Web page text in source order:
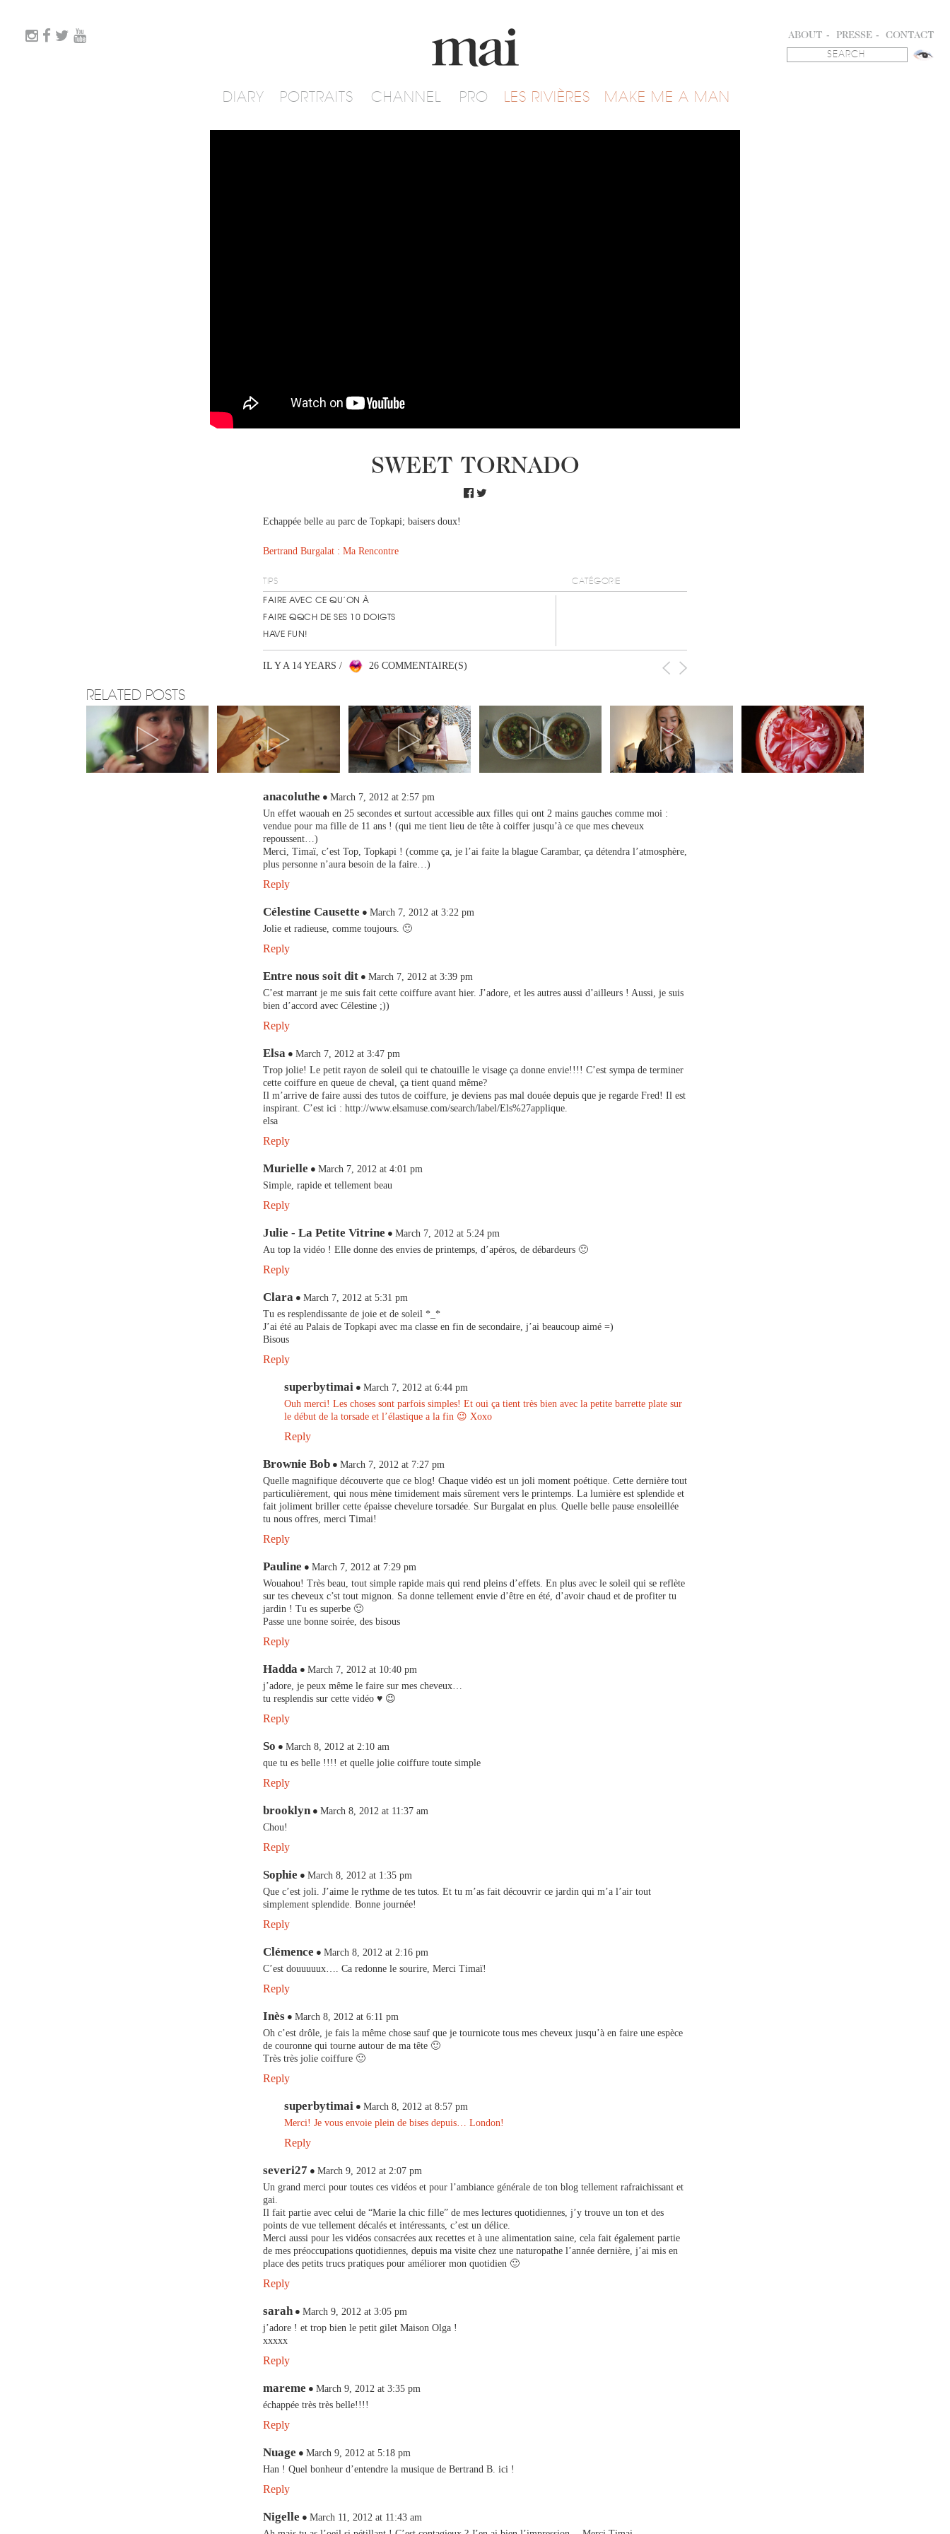
DIARY PORTRAITS CHANNEL PRO LES RIVIÈRES MAKE ME A MAN
ABOUT PRESSE CONTACT
SWEET TORNADO
Echappée belle au parc de Topkapi; baisers doux!
Bertrand Burgalat : Ma Rencontre
TIPS CATÉGORIE
FAIRE AVEC CE QU’ON À
FAIRE QQCH DE SES 10 DOIGTS
HAVE FUN!
IL Y A 14 YEARS / 26 COMMENTAIRE(S)
RELATED POSTS
anacoluthe
March 7, 2012 at 2:57 pm
Un effet waouah en 25 secondes et surtout accessible aux filles qui ont 2 mains gauches comme moi :
vendue pour ma fille de 11 ans ! (qui me tient lieu de tête à coiffer jusqu’à ce que mes cheveux
repoussent…)
Merci, Timaï, c’est Top, Topkapi ! (comme ça, je l’ai faite la blague Carambar, ça détendra l’atmosphère,
plus personne n’aura besoin de la faire…)
Reply
Célestine Causette
March 7, 2012 at 3:22 pm
Jolie et radieuse, comme toujours. 🙂
Reply
Entre nous soit dit
March 7, 2012 at 3:39 pm
C’est marrant je me suis fait cette coiffure avant hier. J’adore, et les autres aussi d’ailleurs ! Aussi, je suis
bien d’accord avec Célestine ;))
Reply
Elsa
March 7, 2012 at 3:47 pm
Trop jolie! Le petit rayon de soleil qui te chatouille le visage ça donne envie!!!! C’est sympa de terminer
cette coiffure en queue de cheval, ça tient quand même?
Il m’arrive de faire aussi des tutos de coiffure, je deviens pas mal douée depuis que je regarde Fred! Il est
inspirant. C’est ici : http://www.elsamuse.com/search/label/Els%27applique.
elsa
Reply
Murielle
March 7, 2012 at 4:01 pm
Simple, rapide et tellement beau
Reply
Julie - La Petite Vitrine
March 7, 2012 at 5:24 pm
Au top la vidéo ! Elle donne des envies de printemps, d’apéros, de débardeurs 🙂
Reply
Clara
March 7, 2012 at 5:31 pm
Tu es resplendissante de joie et de soleil *_*
J’ai été au Palais de Topkapi avec ma classe en fin de secondaire, j’ai beaucoup aimé =)
Bisous
Reply
superbytimai
March 7, 2012 at 6:44 pm
Ouh merci! Les choses sont parfois simples! Et oui ça tient très bien avec la petite barrette plate sur
le début de la torsade et l’élastique a la fin 😉 Xoxo
Reply
Brownie Bob
March 7, 2012 at 7:27 pm
Quelle magnifique découverte que ce blog! Chaque vidéo est un joli moment poétique. Cette dernière tout
particulièrement, qui nous mène timidement mais sûrement vers le printemps. La lumière est splendide et
fait joliment briller cette épaisse chevelure torsadée. Sur Burgalat en plus. Quelle belle pause ensoleillée
tu nous offres, merci Timai!
Reply
Pauline
March 7, 2012 at 7:29 pm
Wouahou! Très beau, tout simple rapide mais qui rend pleins d’effets. En plus avec le soleil qui se reflète
sur tes cheveux c’st tout mignon. Sa donne tellement envie d’être en été, d’avoir chaud et de profiter tu
jardin ! Tu es superbe 🙂
Passe une bonne soirée, des bisous
Reply
Hadda
March 7, 2012 at 10:40 pm
j’adore, je peux même le faire sur mes cheveux…
tu resplendis sur cette vidéo ♥ 😉
Reply
So
March 8, 2012 at 2:10 am
que tu es belle !!!! et quelle jolie coiffure toute simple
Reply
brooklyn
March 8, 2012 at 11:37 am
Chou!
Reply
Sophie
March 8, 2012 at 1:35 pm
Que c’est joli. J’aime le rythme de tes tutos. Et tu m’as fait découvrir ce jardin qui m’a l’air tout
simplement splendide. Bonne journée!
Reply
Clémence
March 8, 2012 at 2:16 pm
C’est douuuuux…. Ca redonne le sourire, Merci Timaï!
Reply
Inès
March 8, 2012 at 6:11 pm
Oh c’est drôle, je fais la même chose sauf que je tournicote tous mes cheveux jusqu’à en faire une espèce
de couronne qui tourne autour de ma tête 🙂
Très très jolie coiffure 🙂
Reply
superbytimai
March 8, 2012 at 8:57 pm
Merci! Je vous envoie plein de bises depuis… London!
Reply
severi27
March 9, 2012 at 2:07 pm
Un grand merci pour toutes ces vidéos et pour l’ambiance générale de ton blog tellement rafraichissant et
gai.
Il fait partie avec celui de “Marie la chic fille” de mes lectures quotidiennes, j’y trouve un ton et des
points de vue tellement décalés et intéressants, c’est un délice.
Merci aussi pour les vidéos consacrées aux recettes et à une alimentation saine, cela fait également partie
de mes préoccupations quotidiennes, depuis ma visite chez une naturopathe l’année dernière, j’ai mis en
place des petits trucs pratiques pour améliorer mon quotidien 🙂
Reply
sarah
March 9, 2012 at 3:05 pm
j’adore ! et trop bien le petit gilet Maison Olga !
xxxxx
Reply
mareme
March 9, 2012 at 3:35 pm
échappée très très belle!!!!
Reply
Nuage
March 9, 2012 at 5:18 pm
Han ! Quel bonheur d’entendre la musique de Bertrand B. ici !
Reply
Nigelle
March 11, 2012 at 11:43 am